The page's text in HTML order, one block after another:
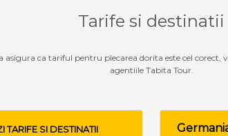
Tarife si destinatii
ca tariful pentru plecarea dorita este cel
agentiile Tabita Tour.
TARIFE SI DESTINATII